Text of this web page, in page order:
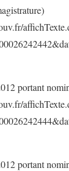
portant
portant